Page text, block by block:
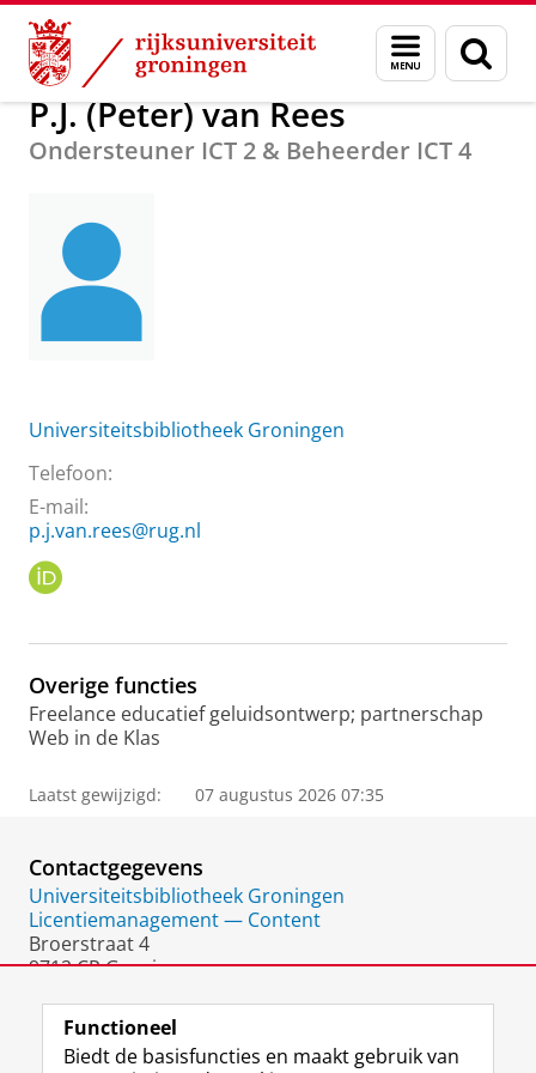
Skip
Content
Skip
Navigation
Menu
en
zoeken
Over ons P.J. (Peter) van Rees
P.J. (Peter) van Rees
Ondersteuner ICT 2 & Beheerder ICT 4
Universiteitsbibliotheek Groningen
Telefoon:
E-mail:
p.j.van.rees@rug.nl
I
Overige functies
Freelance educatief geluidsontwerp; partnerschap
Web in de Klas
Laatst gewijzigd: 07 augustus 2026 07:35
Contactgegevens
Universiteitsbibliotheek Groningen
Licentiemanagement — Content
Broerstraat 4
9712 CP Groningen
Functioneel
Biedt de basisfuncties en maakt gebruik van